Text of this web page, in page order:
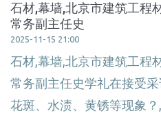
石材,幕墙,北京市建筑工程
常务副主任史
2025-11-15 21:00
石材,幕墙,北京市建筑工程
常务副主任史学礼在接受
花斑、水渍、黄锈等现象